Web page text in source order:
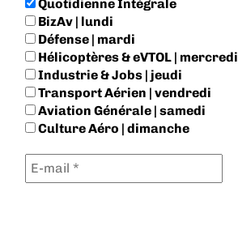
Quotidienne Intégrale
BizAv | lundi
Défense | mardi
Hélicoptères & eVTOL | mercredi
Industrie & Jobs | jeudi
Transport Aérien | vendredi
Aviation Générale | samedi
Culture Aéro | dimanche